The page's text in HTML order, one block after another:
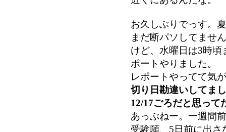
お久しぶりでっす。
まだ断パソしてませ
けど、水曜日は3時
ポートやりました。
レポートやってて気
切り日勘違いしてま
12/17ごろだと思って
あっぶねー。一週間
受験願、5日前に出